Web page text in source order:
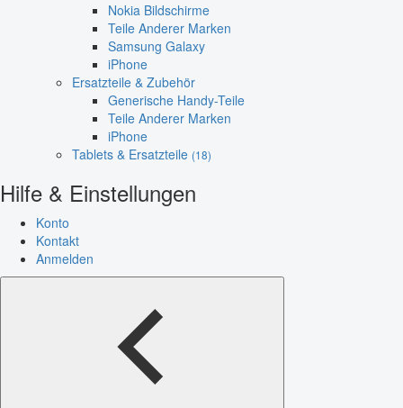
Nokia Bildschirme
Teile Anderer Marken
Samsung Galaxy
iPhone
Ersatzteile & Zubehör
Generische Handy-Teile
Teile Anderer Marken
iPhone
Tablets & Ersatzteile (18)
Hilfe & Einstellungen
Konto
Kontakt
Anmelden